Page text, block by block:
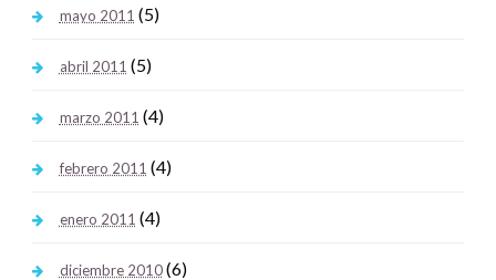
mayo 2011 (5)
abril 2011 (5)
marzo 2011 (4)
febrero 2011 (4)
enero 2011 (4)
diciembre 2010(6)